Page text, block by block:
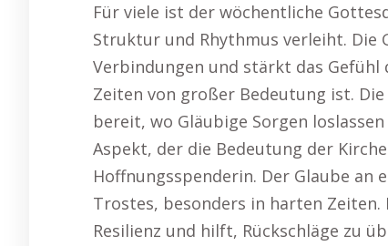
Für viele ist der wöchentliche
Struktur und Rhythmus verleiht. Die
Verbindungen und stärkt das
Zeiten von großer Bedeutung ist.
bereit, wo Gläubige Sorgen
Aspekt, der die Bedeutung der
Hoffnungsspenderin. Der Glaube an
Trostes, besonders in harten
Resilienz und hilft, Rückschläge zu